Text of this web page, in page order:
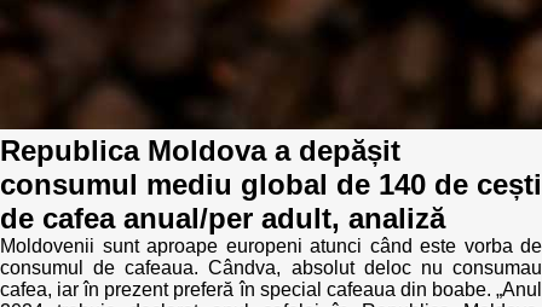
Cele mai bune și cele mai proaste politici locale din
Moldova
Democrația, independența și transparența instituțiilor
publice-cheie din Moldova
Achiziții publice
Achizițiile publice în vizorul societății civile
Republica Moldova a depășit
consumul mediu global de 140 de cești
de cafea anual/per adult, analiză
Moldovenii sunt aproape europeni atunci când este vorba de
consumul de cafeaua. Cândva, absolut deloc nu consumau
cafea, iar în prezent preferă în special cafeaua din boabe. „Anul